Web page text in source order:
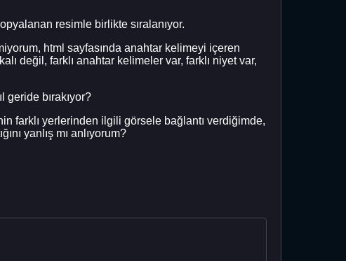
resimle birlikte sıralanıyor.
html sayfasında anahtar kelimeyi içeren
değil, farklı anahtar kelimeler var, farklı niyet var,
geride bırakıyor?
farklı yerlerinden ilgili görsele bağlantı verdiğimde,
yanlış mı anlıyorum?